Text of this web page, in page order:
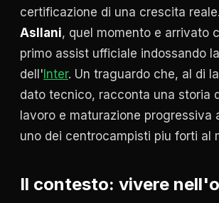
certificazione di una crescita
Asllani, quel momento e arrivato
primo assist ufficiale indossando
dell' Inter. Un traguardo che, al di
dato tecnico, racconta una storia
lavoro e maturazione progressiva
uno dei centrocampisti piu forti al
Il contesto: vivere